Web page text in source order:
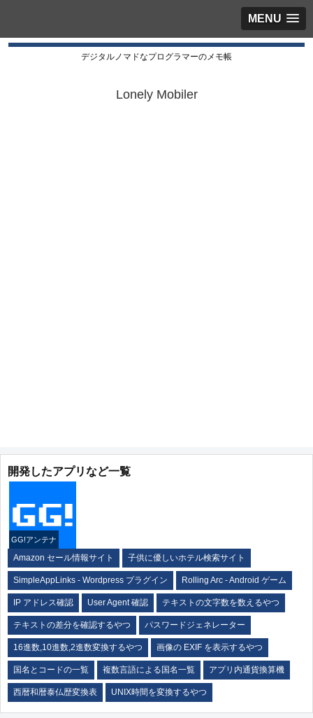
MENU
デジタルノマドなプログラマーのメモ帳
Lonely Mobiler
開発したアプリなど一覧
GG!アンテナ
Amazon セール情報サイト 子供に優しいホテル検索サイト
SimpleAppLinks - Wordpress プラグイン Rolling Arc - Android ゲーム
IP アドレス確認 User Agent 確認 テキストの文字数を数えるやつ
テキストの差分を確認するやつ パスワードジェネレーター
16進数,10進数,2進数変換するやつ 画像の EXIF を表示するやつ
国名とコードの一覧 複数言語による国名一覧 アプリ内通貨換算機
西暦和暦泰仏歴変換表 UNIX時間を変換するやつ